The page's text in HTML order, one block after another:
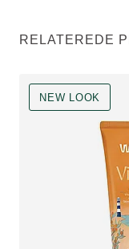
RELATEREDE
NEW LOOK